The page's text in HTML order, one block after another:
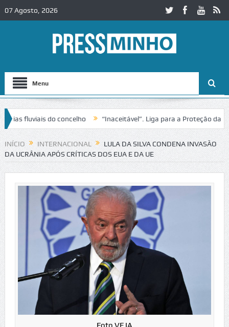
07 Agosto, 2026
Menu
do concelho “Inaceitável”. Liga para a Proteção da
no IC2 em Alcobaça Igreja do Castelo de Cerveira
INÍCIO INTERNACIONAL
LULA DA SILVA CONDENA INVASÃO
DA UCRÂNIA APÓS CRÍTICAS DOS EUA E DA UE